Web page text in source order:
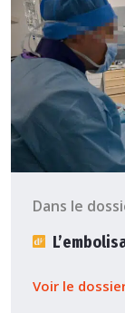
Dans le
Voir le